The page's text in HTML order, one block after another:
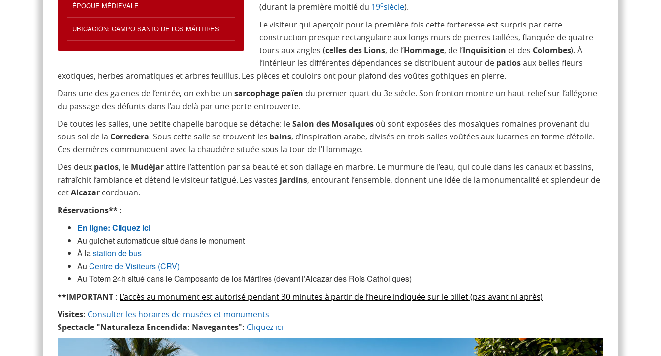
ÉPOQUE MÉDIEVALE
UBICACIÓN: CAMPO SANTO DE LOS MÁRTIRES
(durant la première moitié du 19esiècle).
Le visiteur qui aperçoit pour la première fois cette forteresse est surpris par cette
construction presque rectangulaire aux longs murs de pierres taillées, flanquée de quatre
tours aux angles (celles des Lions, de l’Hommage, de l’Inquisition et des Colombes). À
l’intérieur les différentes dépendances se distribuent autour de patiosaux belles fleurs
exotiques, herbes aromatiques et arbres feuillus. Les pièces et couloirs ont pour plafond des voûtes gothiques en pierre.
Dans une des galeries de l’entrée, on exhibe un sarcophage païen du premier quart du 3e siècle. Son fronton montre un haut-relief sur l’allégorie
du passage des défunts dans l’au-delà par une porte entrouverte.
De toutes les salles, une petite chapelle baroque se détache: leSalon des Mosaïques où sont exposées des mosaïques romaines provenant du
sous-sol de la Corredera. Sous cette salle se trouvent les bains, d’inspiration arabe, divisés en trois salles voûtées aux lucarnes en forme d’étoile.
Ces dernières communiquent avec la chaudière située sous la tour de l’Hommage.
Des deux patios, le Mudéjarattire l’attention par sa beauté et son dallage en marbre. Le murmure de l’eau, qui coule dans les canaux et bassins,
rafraîchit l’ambiance et détend le visiteur fatigué. Les vastes jardins, entourant l’ensemble, donnent une idée de la monumentalité et splendeur de
cetAlcazar cordouan.
Réservations** :
En ligne: Cliquez ici
Au guichet automatique situé dans le monument
À lastation de bus
Au Centre de Visiteurs (CRV)
Au Totem 24h situé dans le Camposanto de los Mártires (devant l’Alcazar des Rois Catholiques)
**IMPORTANT : L’accès au monument est autorisé pendant 30 minutes à partir de l’heure indiquée sur le billet (pas avant ni après)
Visites: Consulter les horaires de musées et monuments
Spectacle "Naturaleza Encendida: Navegantes": Cliquez ici